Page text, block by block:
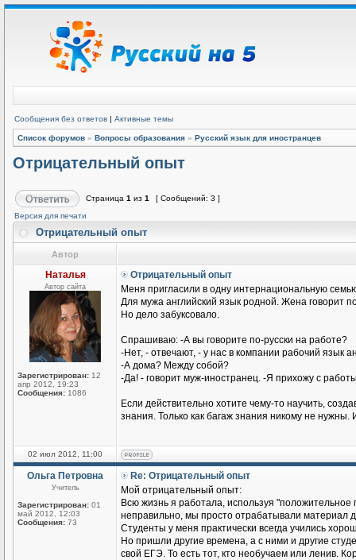
Сообщения без ответов | Активные темы
Список форумов » Вопросы образования » Русский язык для иностранцев
Отрицательный опыт
Страница 1 из 1
[ Сообщений: 3 ]
Версия для печати
Отрицательный опыт
Автор
Наталья
Автор сайта
Зарегистрирован: 12
апр 2012, 19:23
Сообщения: 1086
Отрицательный опыт
Меня пригласили в одну интернациональную
Для мужа английский язык родной. Жена говорит
Но дело забуксовало.
Спрашиваю: -А вы говорите по-русски на работе?
-Нет, - отвечают, - у нас в компании рабочий язык
-А дома? Между собой?
-Да! - говорит муж-иностранец. -Я прихожу с
Если действительно хотите чему-то научить,
знания. Только как багаж знания никому не
02 июл 2012, 11:00
Ольга Петровна
Учитель
Зарегистрирован: 01
май 2012, 12:03
Сообщения: 73
Re: Отрицательный опыт
Мой отрицательный опыт:
Всю жизнь я работала, используя "положительное
неправильно, мы просто отрабатывали материал
Студенты у меня практически всегда учились
Но пришли другие времена, а с ними и другие
свой ЕГЭ. То есть тот, кто необучаем или ленив.